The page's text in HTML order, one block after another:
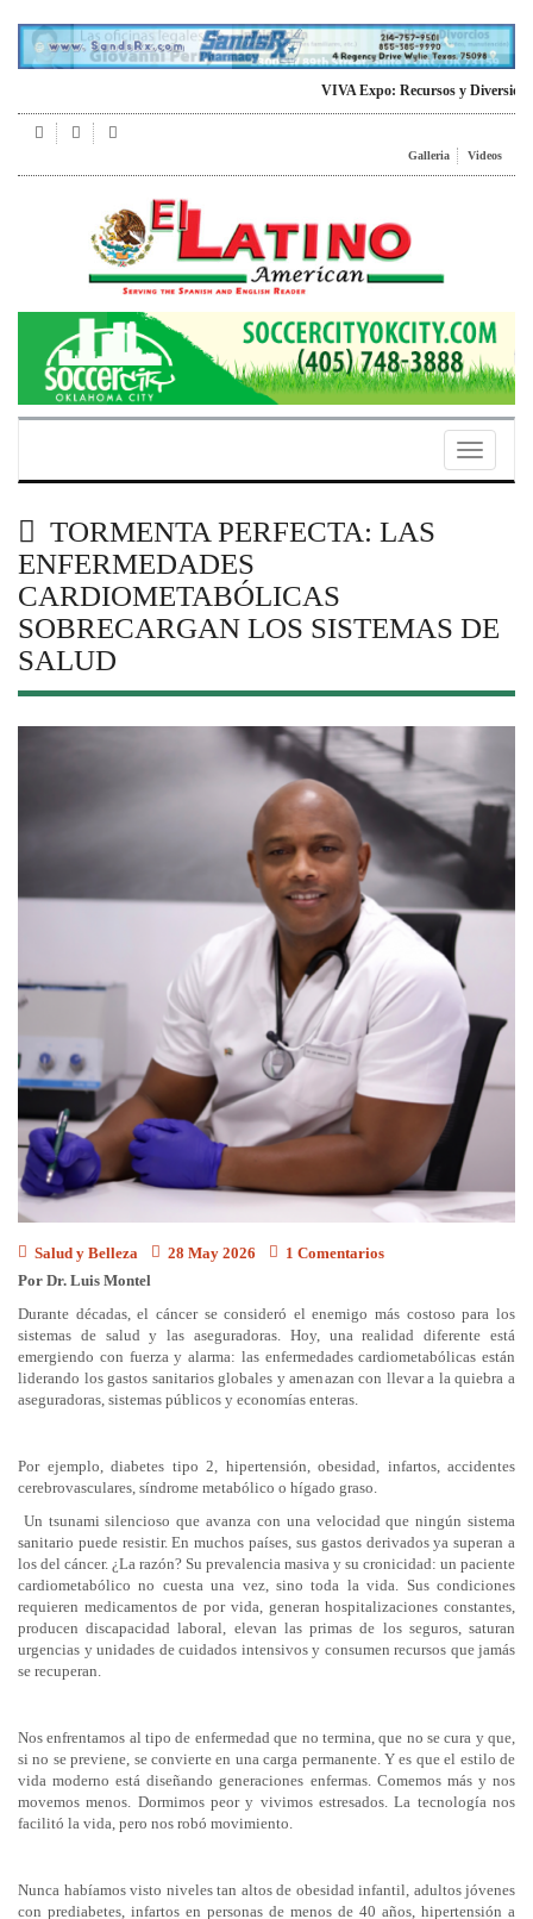
VIVA Expo: Recursos y Diversion
Galleria Videos
Toggle
TORMENTA PERFECTA: LAS
ENFERMEDADES
CARDIOMETABÓLICAS
SOBRECARGAN LOS SISTEMAS DE
SALUD
Salud y Belleza 28 May 2026
1 Comentarios
Por Dr. Luis Montel
Durante décadas, el cáncer se consideró el enemigo más costoso para los
sistemas de salud y las aseguradoras. Hoy, una realidad diferente está
emergiendo con fuerza y alarma: las enfermedades cardiometabólicas están
liderando los gastos sanitarios globales y amenazan con llevar a la quiebra a
aseguradoras, sistemas públicos y economías enteras.
Por ejemplo, diabetes tipo 2, hipertensión, obesidad, infartos, accidentes
cerebrovasculares, síndrome metabólico o hígado graso.
Un tsunami silencioso que avanza con una velocidad que ningún sistema
sanitario puede resistir. En muchos países, sus gastos derivados ya superan a
los del cáncer. ¿La razón? Su prevalencia masiva y su cronicidad: un paciente
cardiometabólico no cuesta una vez, sino toda la vida. Sus condiciones
requieren medicamentos de por vida, generan hospitalizaciones constantes,
producen discapacidad laboral, elevan las primas de los seguros, saturan
urgencias y unidades de cuidados intensivos y consumen recursos que jamás
se recuperan.
Nos enfrentamos al tipo de enfermedad que no termina, que no se cura y que,
si no se previene, se convierte en una carga permanente. Y es que el estilo de
vida moderno está diseñando generaciones enfermas. Comemos más y nos
movemos menos. Dormimos peor y vivimos estresados. La tecnología nos
facilitó la vida, pero nos robó movimiento.
Nunca habíamos visto niveles tan altos de obesidad infantil, adultos jóvenes
con prediabetes, infartos en personas de menos de 40 años, hipertensión a